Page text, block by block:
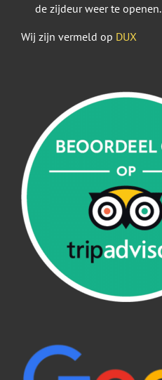
de zijdeur weer te openen.
Wij zijn vermeld op DUX